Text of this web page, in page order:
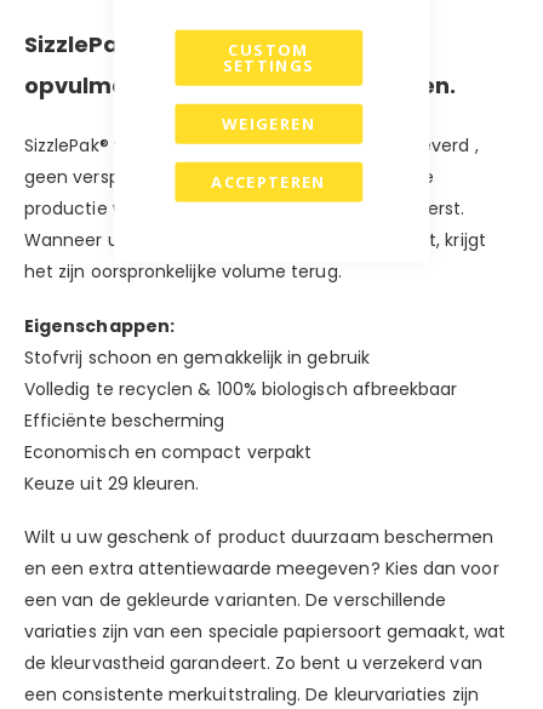
ACCEPTEREN
CUSTOM
SETTINGS
WEIGEREN
SizzlePak – Luxe en duurzaam
opvulmateriaal voor uw geschenken.
SizzlePak® wordt kant en klaar en compact geleverd ,
geen verspilling van materiaal en tijd. Tijdens de
productie wordt het met kracht in de doos geperst.
Wanneer u het opvulmateriaal uit de doos haalt, krijgt
het zijn oorspronkelijke volume terug.
Eigenschappen:
Stofvrij schoon en gemakkelijk in gebruik
Volledig te recyclen & 100% biologisch afbreekbaar
Efficiënte bescherming
Economisch en compact verpakt
Keuze uit 29 kleuren.
Wilt u uw geschenk of product duurzaam beschermen
en een extra attentiewaarde meegeven? Kies dan voor
een van de gekleurde varianten. De verschillende
variaties zijn van een speciale papiersoort gemaakt, wat
de kleurvastheid garandeert. Zo bent u verzekerd van
een consistente merkuitstraling. De kleurvariaties zijn